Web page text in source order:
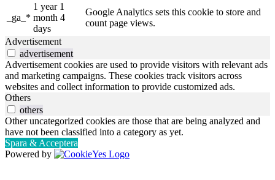
_ga_*
1 year 1
month 4
days
Google Analytics sets this cookie to store and
count page views.
Advertisement
advertisement
Advertisement cookies are used to provide visitors with relevant ads
and marketing campaigns. These cookies track visitors across
websites and collect information to provide customized ads.
Others
others
Other uncategorized cookies are those that are being analyzed and
have not been classified into a category as yet.
Spara & Acceptera
Powered by